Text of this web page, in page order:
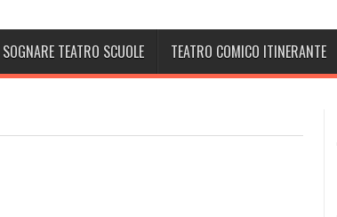
SOGNARE TEATRO SCUOLE TEATRO COMICO ITINERANTE